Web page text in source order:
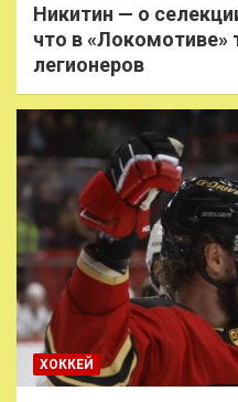
Никитин — о
что в «Локомотиве»
легионеров
ХОККЕЙ